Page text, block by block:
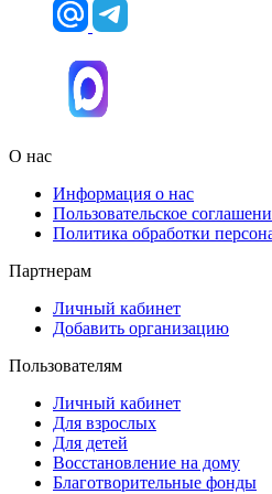
О нас
Информация о нас
Пользовательское
Политика обработки
Партнерам
Личный кабинет
Добавить организацию
Пользователям
Личный кабинет
Для взрослых
Для детей
Восстановление на дому
Благотворительные фонды